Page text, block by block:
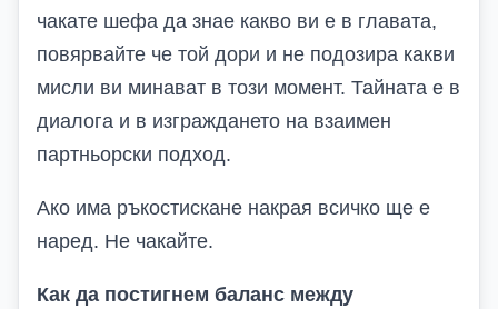
чакате шефа да знае какво ви е в главата,
повярвайте че той дори и не подозира какви
мисли ви минават в този момент. Тайната е в
диалога и в изграждането на взаимен
партньорски подход.
Ако има ръкостискане накрая всичко ще е
наред. Не чакайте.
Как да постигнем баланс между